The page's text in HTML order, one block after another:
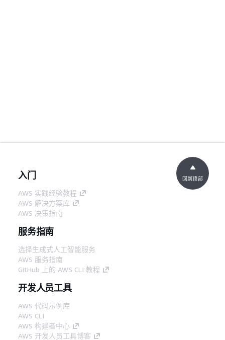
入门
AWS 实践经验教程
AWS 解决方案库
AWS 决策指南
服务指南
选择生成式人工智能服务
AWS 服务指南
GitHub 上的 AWS CLI 教程
开发人员工具
AWS 代码示例库
AWS CLI
AWS 构建者中心
AWS 开发人员工具博客
回到顶部